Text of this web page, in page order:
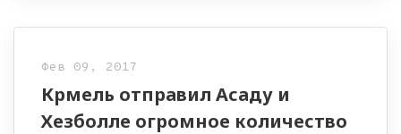
Фев 09, 2017
Крмель отправил Асаду и
Хезболле огромное количество